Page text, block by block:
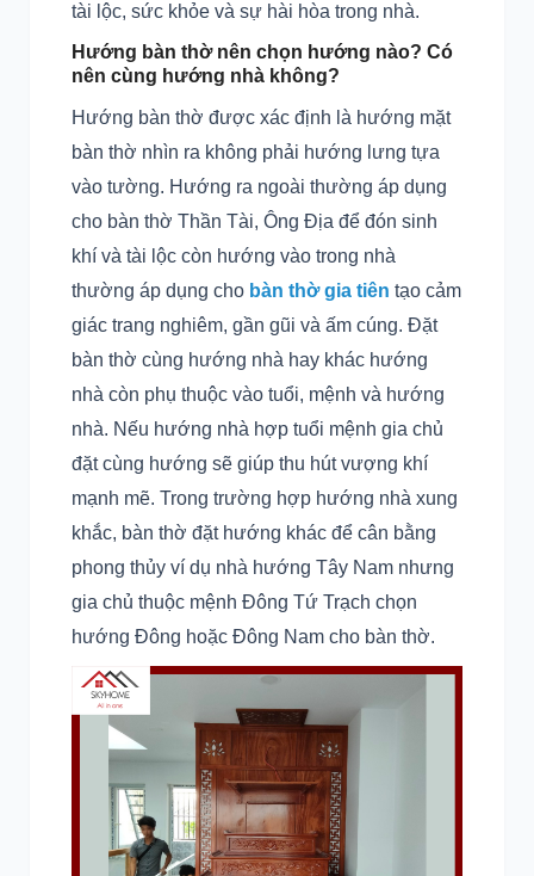
tài lộc, sức khỏe và sự hài hòa trong nhà.
Hướng bàn thờ nên chọn hướng nào? Có
nên cùng hướng nhà không?
Hướng bàn thờ được xác định là hướng mặt
bàn thờ nhìn ra không phải hướng lưng tựa
vào tường. Hướng ra ngoài thường áp dụng
cho bàn thờ Thần Tài, Ông Địa để đón sinh
khí và tài lộc còn hướng vào trong nhà
thường áp dụng cho bàn thờ gia tiên tạo cảm
giác trang nghiêm, gần gũi và ấm cúng. Đặt
bàn thờ cùng hướng nhà hay khác hướng
nhà còn phụ thuộc vào tuổi, mệnh và hướng
nhà. Nếu hướng nhà hợp tuổi mệnh gia chủ
đặt cùng hướng sẽ giúp thu hút vượng khí
mạnh mẽ. Trong trường hợp hướng nhà xung
khắc, bàn thờ đặt hướng khác để cân bằng
phong thủy ví dụ nhà hướng Tây Nam nhưng
gia chủ thuộc mệnh Đông Tứ Trạch chọn
hướng Đông hoặc Đông Nam cho bàn thờ.